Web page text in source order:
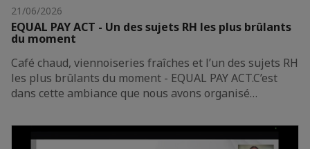
21/06/2026
EQUAL PAY ACT - Un des sujets RH les plus brûlants
du moment
Café chaud, viennoiseries fraîches et l’un des sujets RH
les plus brûlants du moment - EQUAL PAY ACT.C’est
dans cette ambiance que nous avons organisé…